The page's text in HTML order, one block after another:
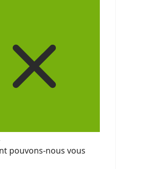
pouvons-nous vous